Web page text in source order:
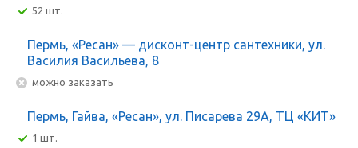
52 шт.
Пермь, «Ресан» — дисконт-центр сантехники, ул.
Василия Васильева, 8
Можно заказать
Пермь, Гайва, «Ресан», ул. Писарева 29А, ТЦ «КИТ»
1 шт.